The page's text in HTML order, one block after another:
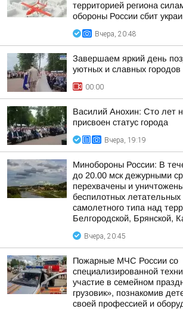
территорией региона
обороны России сбит
Вчера, 20:48
Завершаем яркий день
уютных и славных городов
00:00
Василий Анохин: Сто лет
присвоен статус города
Вчера, 19:19
Минобороны России: В
до 20.00 мск дежурными
перехвачены и
беспилотных летательных
самолетного типа над
Белгородской, Брянской,
Вчера, 20:45
Пожарные МЧС России со
специализированной
участие в семейном
грузовик», познакомив
своей профессией и